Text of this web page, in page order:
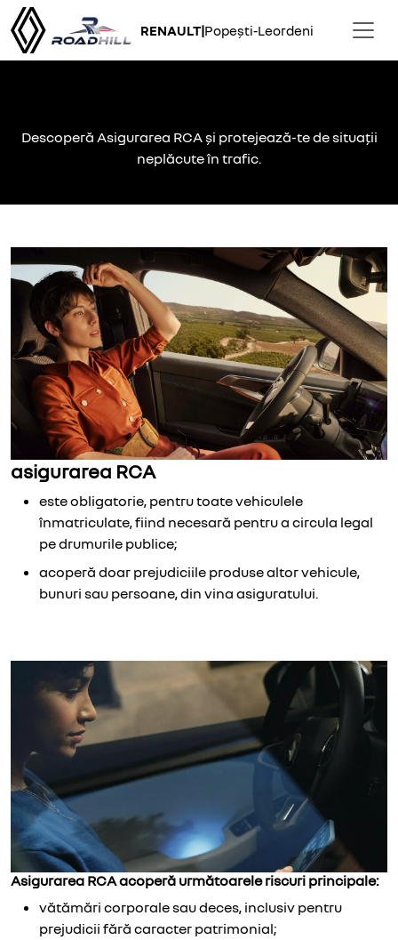
RENAULT|Popești-Leordeni
Descoperă Asigurarea RCA și protejează-te de situații
neplăcute în trafic.
asigurarea RCA
este obligatorie, pentru toate vehiculele
înmatriculate, fiind necesară pentru a circula legal
pe drumurile publice;
acoperă doar prejudiciile produse altor vehicule,
bunuri sau persoane, din vina asiguratului.
Asigurarea RCA acoperă următoarele riscuri principale:
vătămări corporale sau deces, inclusiv pentru
prejudicii fără caracter patrimonial;